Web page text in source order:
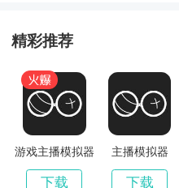
得丰富的奖励和经验值，有
战斗技巧：玩家需要熟练
才能在战斗中取得优势。
崩坏星穹铁道pc端
崩坏星穹铁道公测版
v1.0.5 153.92 MB
崩坏星穹铁道官服
v1.0.5 153.92 MB
精彩推荐
游戏主播模拟器
下载
主播模拟器
下载